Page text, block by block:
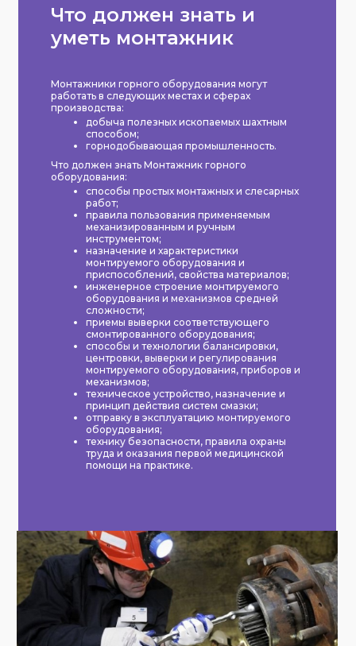
Что должен знать и
уметь монтажник
Монтажники горного оборудования могут
работать в следующих местах и сферах
производства:
добыча полезных ископаемых шахтным
способом;
горнодобывающая промышленность.
Что должен знать Монтажник горного
оборудования:
способы простых монтажных и слесарных
работ;
правила пользования применяемым
механизированным и ручным
инструментом;
назначение и характеристики
монтируемого оборудования и
приспособлений, свойства материалов;
инженерное строение монтируемого
оборудования и механизмов средней
сложности;
приемы выверки соответствующего
смонтированного оборудования;
способы и технологии балансировки,
центровки, выверки и регулирования
монтируемого оборудования, приборов и
механизмов;
техническое устройство, назначение и
принцип действия систем смазки;
отправку в эксплуатацию монтируемого
оборудования;
технику безопасности, правила охраны
труда и оказания первой медицинской
помощи на практике.